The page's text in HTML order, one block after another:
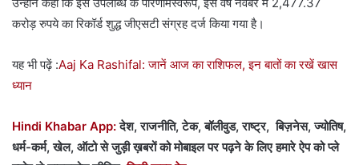
करोड़ रुपये का रिकॉर्ड शुद्ध जीएसटी संग्रह दर्ज किया गया है।
यह भी पढ़ें :Aaj Ka Rashifal: जानें आज का राशिफल, इन बातों का रखें खास
ध्यान
Hindi Khabar App:देश, राजनीति, टेक, बॉलीवुड, राष्ट्र, बिज़नेस, ज्योतिष,
धर्म-कर्म, खेल, ऑटो से जुड़ी ख़बरों को मोबाइल पर पढ़ने के लिए हमारे ऐप को प्ले